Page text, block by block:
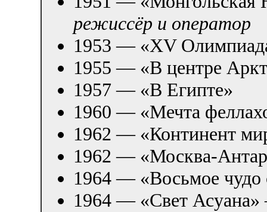
режиссёр и оператор
1953 — «XV
1955 — «В центре
1957 — «В Египте»
1960 — «Мечта
1962 — «Континент
1962 — «Москва-
1964 — «Восьмое
1964 — «Свет